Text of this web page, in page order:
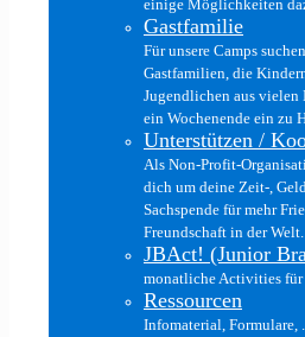
einige Möglichkeiten
Gastfamilie
Für unsere Camps
Gastfamilien, die
Jugendlichen aus vielen
ein Wochenende ein zu
Unterstützen /
Als Non-Profit-
dich um deine Zeit-,
Sachspende für mehr
Freundschaft in der Welt.
JBAct! (Junior
monatliche Activities für
Ressourcen
Infomaterial, Formulare,